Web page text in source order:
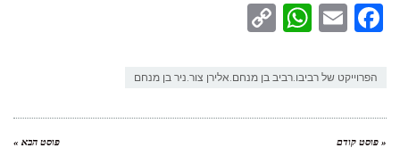
Facebook
Email
WhatsApp
הפרוייקט של רביבו.רביב בן מנחם.אלירן צור.ניר בן מנחם
« פוסט קודם פוסט הבא »